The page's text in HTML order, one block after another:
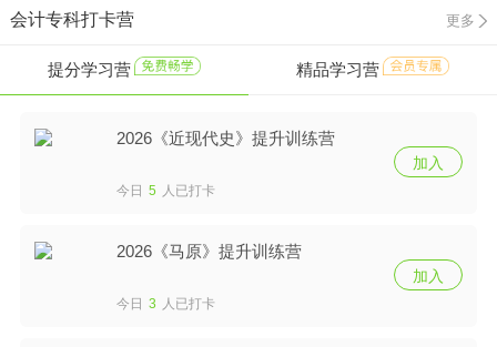
会计专科打卡营 更多
提分学习营 精品学习营
2026《近现代史》提升训练营
今日 5 人已打卡
加入
2026《马原》提升训练营
今日 3 人已打卡
加入